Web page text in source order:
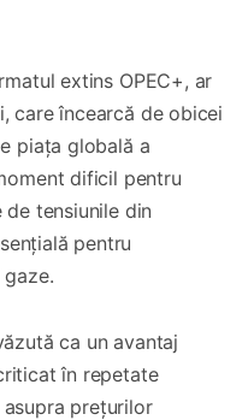
extins OPEC+, ar
care încearcă de obicei
piața globală a
dificil pentru
tensiunile din
pentru
ca un avantaj
în repetate
prețurilor